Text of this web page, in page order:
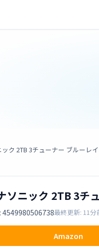
ク 2TB 3チューナー ブルーレ
ソニック 2TB 3チ
4549980506738最終更新: 11分
Amazon